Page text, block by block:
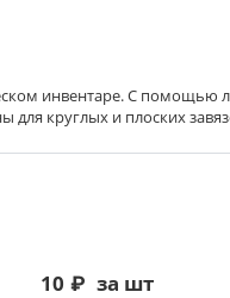
инвентаре. С помощью
круглых и плоских
10 ₽ за шт